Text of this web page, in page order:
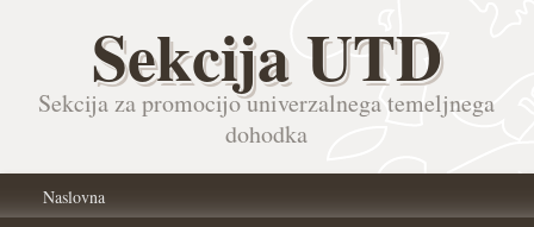
Sekcija UTD
Sekcija za promocijo univerzalnega temeljnega
dohodka
Naslovna